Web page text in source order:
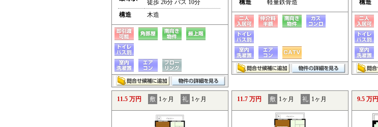
徒歩 26分 バス 10分
構造
木造
構造
軽量鉄骨造
構造
11.5 万円 敷 1ヶ月 礼 1ヶ月 11.7 万円 敷 1ヶ月 礼 1ヶ月 9.5 万円